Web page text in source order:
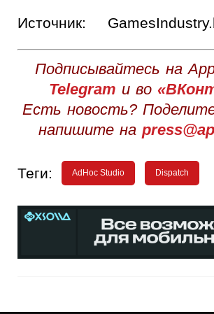
Источник:
Подписывайтесь на
Telegram и во
Есть новость?
напишите на
Теги: AdHoc Studio Dispatch